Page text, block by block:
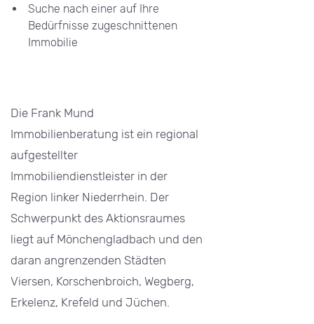
Suche nach einer auf Ihre
Bedürfnisse zugeschnittenen
Immobilie
Die Frank Mund
Immobilienberatung ist ein regional
aufgestellter
Immobiliendienstleister in der
Region linker Niederrhein. Der
Schwerpunkt des Aktionsraumes
liegt auf Mönchengladbach und den
daran angrenzenden Städten
Viersen, Korschenbroich, Wegberg,
Erkelenz, Krefeld und Jüchen.